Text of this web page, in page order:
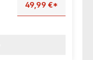
49,99 €*